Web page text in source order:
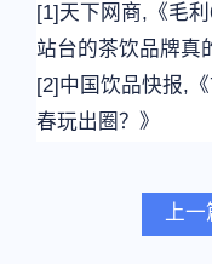
[1]天下网商,《毛
站台的茶饮品牌真
[2]中国饮品快报,
春玩出圈？》
上一